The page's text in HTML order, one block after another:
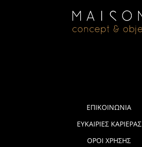
ΕΠΙΚΟΙΝΩΝΙΑ
ΕΥΚΑΙΡΙΕΣ ΚΑΡΙΕΡΑΣ
ΟΡΟΙ ΧΡΗΣΗΣ